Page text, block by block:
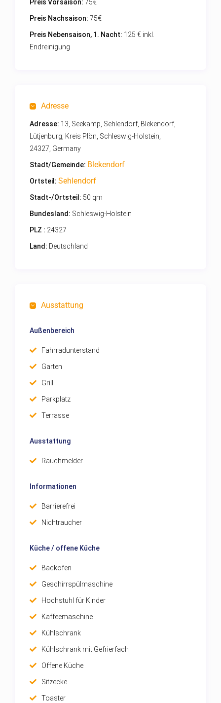
Preis Vorsaison: 75€
Preis Nachsaison: 75€
Preis Nebensaison, 1. Nacht: 125 € inkl.
Endreinigung
Adresse
Adresse: 13, Seekamp, Sehlendorf, Blekendorf,
Lütjenburg, Kreis Plön, Schleswig-Holstein,
24327, Germany
Stadt/Gemeinde: Blekendorf
Ortsteil: Sehlendorf
Stadt-/Ortsteil: 50 qm
Bundesland: Schleswig-Holstein
PLZ : 24327
Land: Deutschland
Ausstattung
Außenbereich
Fahrradunterstand
Garten
Grill
Parkplatz
Terrasse
Ausstattung
Rauchmelder
Informationen
Barrierefrei
Nichtraucher
Küche / offene Küche
Backofen
Geschirrspülmaschine
Hochstuhl für Kinder
Kaffeemaschine
Kühlschrank
Kühlschrank mit Gefrierfach
Offene Küche
Sitzecke
Toaster